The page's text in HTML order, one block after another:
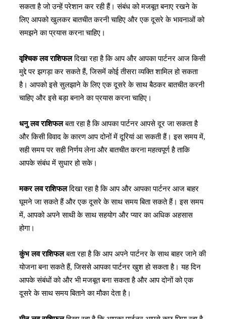
सकता है जो उन्हें परेशान कर रही हैं। संबंध को मजबूत बनाए रखने के
लिए आपको खुलकर बातचीत करनी चाहिए और एक दूसरे के भावनाओं को
समझने का प्रयास करना चाहिए।
वृश्चिक लव राशिफलदिखा रहा है कि आप और आपका पार्टनर आज किसी
मुद्दे पर झगड़ा कर सकते हैं, जिसमें कोई तीसरा व्यक्ति शामिल हो सकता
है। आपको इसे सुलझाने के लिए एक दूसरे के साथ बैठकर बातचीत करनी
चाहिए और इसे बड़ा बनाने का प्रयास करना चाहिए।
धनु लव राशिफलबता रहा है कि आपका पार्टनर आपसे दूर जा सकता है
और किसी विवाद के कारण आप दोनों में दूरियां आ सकती हैं। इस समय में,
सही समय पर सही निर्णय लेना और बातचीत करना महत्वपूर्ण है ताकि
आपके संबंध में सुधार हो सके।
मकर लव राशिफलदिखा रहा है कि आप और आपका पार्टनर आज बाहर
घूमने जा सकते हैं और एक दूसरे के साथ समय बिता सकते हैं। इस समय
में, आपको अपने साथी के साथ सहयोग और प्यार का अधिक अहसास
होगा।
कुंभ लव राशिफलबता रहा है कि आप अपने पार्टनर के साथ बाहर जाने की
योजना बना सकते हैं, जिससे आपका पार्टनर खुश हो सकता है। यह दिन
आपके संबंधों को और भी मजबूत बना सकता है और आप दोनों को एक
दूसरे के साथ समय बिताने का मौका देता है।